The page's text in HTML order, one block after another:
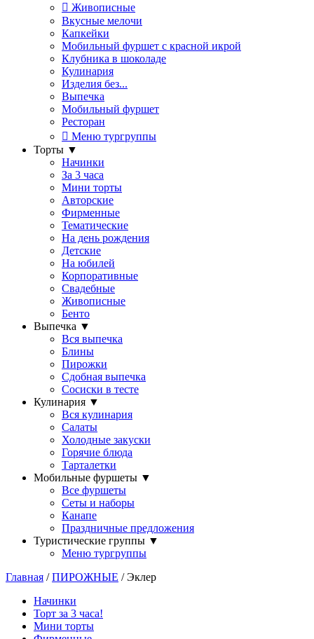
Живописные
Вкусные мелочи
Капкейки
Мобильный фуршет с красной икрой
Клубника в шоколаде
Кулинария
Изделия без...
Выпечка
Мобильный фуршет
Ресторан
Меню тургруппы
Торты ▼
Начинки
За 3 часа
Мини торты
Авторские
Фирменные
Тематические
На день рождения
Детские
На юбилей
Корпоративные
Свадебные
Живописные
Бенто
Выпечка ▼
Вся выпечка
Блины
Пирожки
Сдобная выпечка
Сосиски в тесте
Кулинария ▼
Вся кулинария
Салаты
Холодные закуски
Горячие блюда
Тарталетки
Мобильные фуршеты ▼
Все фуршеты
Сеты и наборы
Канапе
Праздничные предложения
Туристические группы ▼
Меню тургруппы
Главная /ПИРОЖНЫЕ / Эклер
Начинки
Торт за 3 часа!
Мини торты